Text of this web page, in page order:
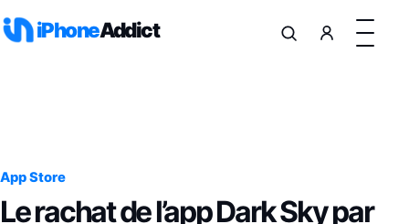
iPhoneAddict
App Store
Le rachat de l’app Dark Sky par